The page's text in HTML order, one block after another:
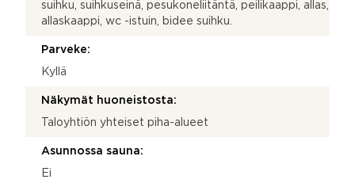
suihku, suihkuseinä, pesukoneliitäntä, peilikaappi, allas,
allaskaappi, wc -istuin, bidee suihku.
Parveke:
Kyllä
Näkymät huoneistosta:
Taloyhtiön yhteiset piha-alueet
Asunnossa sauna:
Ei